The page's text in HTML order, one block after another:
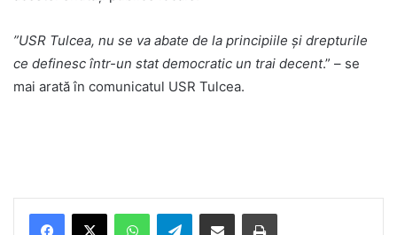
”USR Tulcea, nu se va abate de la principiile și drepturile
ce definesc într-un stat democratic un trai decent.” – se
mai arată în comunicatul USR Tulcea.
Telegram